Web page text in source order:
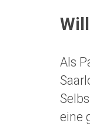
Als
eine